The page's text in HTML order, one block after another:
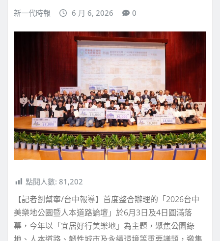
新一代時報 6 月 6, 2026 0
點閱人數: 81,202
【記者劉幫寧/台中報導】首度整合辦理的「2026台中
美樂地公園暨人本道路論壇」於6月3日及4日圓滿落
幕，今年以「宜居好行美樂地」為主題，聚焦公園綠